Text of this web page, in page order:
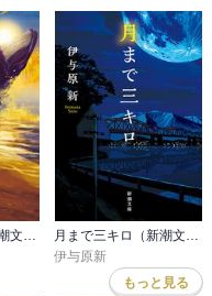
伊与原新
もっと見る